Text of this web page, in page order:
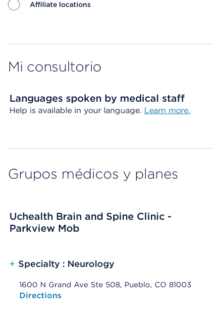
Affiliate locations
Mi consultorio
Languages spoken by medical staff
Help is available in your language. Learn more.
Grupos médicos y planes
Uchealth Brain and Spine Clinic -
Parkview Mob
+ Specialty : Neurology
1600 N Grand Ave Ste 508, Pueblo, CO 81003
Opens native map application on mobile devices
Directions